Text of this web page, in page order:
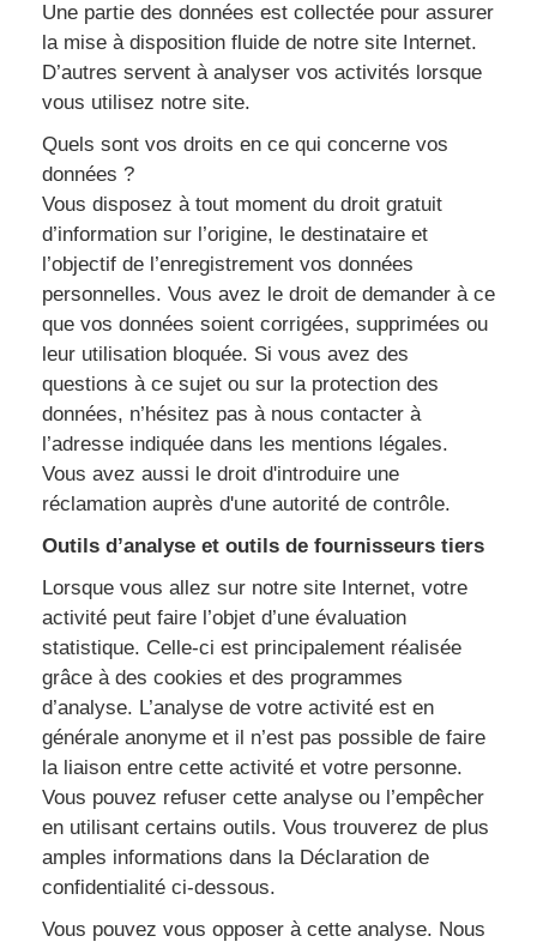
Une partie des données est collectée pour assurer
la mise à disposition fluide de notre site Internet.
D’autres servent à analyser vos activités lorsque
vous utilisez notre site.
Quels sont vos droits en ce qui concerne vos
données ?
Vous disposez à tout moment du droit gratuit
d’information sur l’origine, le destinataire et
l’objectif de l’enregistrement vos données
personnelles. Vous avez le droit de demander à ce
que vos données soient corrigées, supprimées ou
leur utilisation bloquée. Si vous avez des
questions à ce sujet ou sur la protection des
données, n’hésitez pas à nous contacter à
l’adresse indiquée dans les mentions légales.
Vous avez aussi le droit d'introduire une
réclamation auprès d'une autorité de contrôle.
Outils d’analyse et outils de fournisseurs tiers
Lorsque vous allez sur notre site Internet, votre
activité peut faire l’objet d’une évaluation
statistique. Celle-ci est principalement réalisée
grâce à des cookies et des programmes
d’analyse. L’analyse de votre activité est en
générale anonyme et il n’est pas possible de faire
la liaison entre cette activité et votre personne.
Vous pouvez refuser cette analyse ou l’empêcher
en utilisant certains outils. Vous trouverez de plus
amples informations dans la Déclaration de
confidentialité ci-dessous.
Vous pouvez vous opposer à cette analyse. Nous